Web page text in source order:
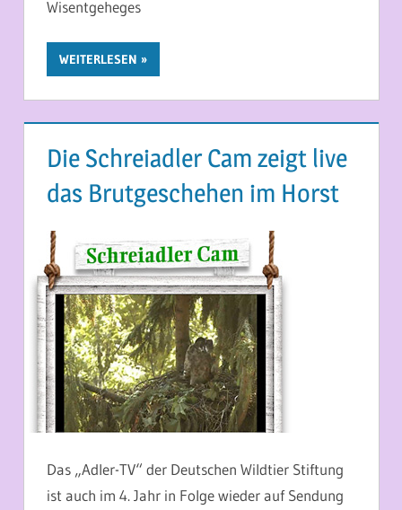
Wisentgeheges
WEITERLESEN
Die Schreiadler Cam zeigt live
das Brutgeschehen im Horst
Das „Adler-TV“ der Deutschen Wildtier Stiftung
ist auch im 4. Jahr in Folge wieder auf Sendung